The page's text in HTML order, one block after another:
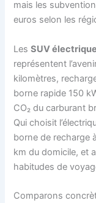
mais les
euros selon les
LesSUV
représentent
kilomètres,
borne rapide 150
CO₂ du carburant
Qui choisit
borne de recharge
km du domicile, et
habitudes de
Comparons